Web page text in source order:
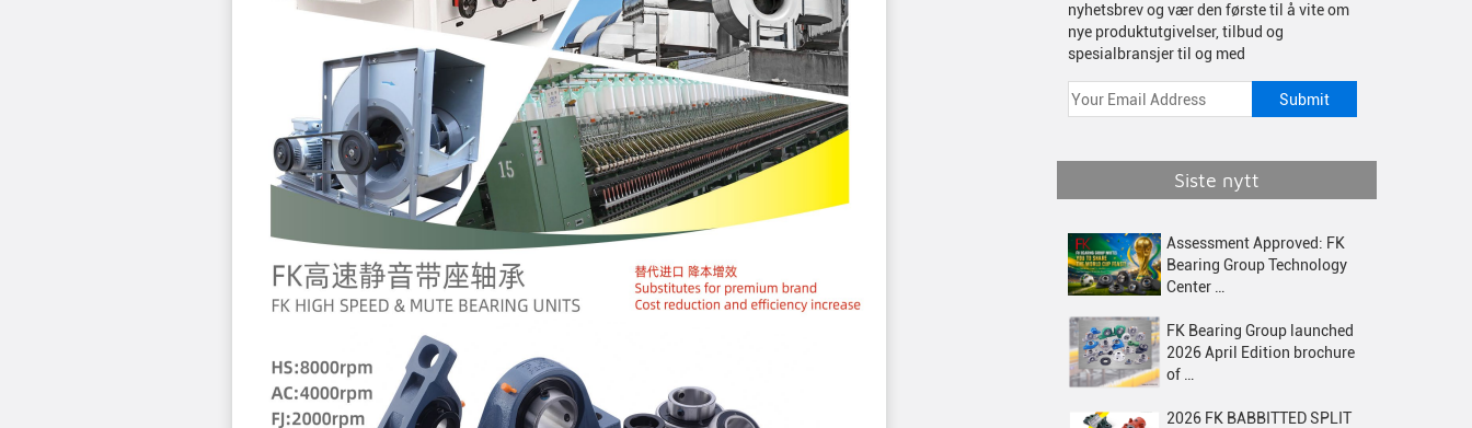
nyhetsbrev og vær den første til å vite om
nye produktutgivelser, tilbud og
spesialbransjer til og med
Siste nytt
Assessment Approved: FK
Bearing Group Technology
Center …
FK Bearing Group launched
2026 April Edition brochure
of …
2026 FK BABBITTED SPLIT